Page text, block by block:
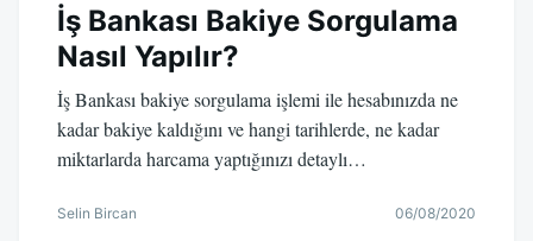
İş Bankası Bakiye Sorgulama
Nasıl Yapılır?
İş Bankası bakiye sorgulama işlemi ile hesabınızda ne
kadar bakiye kaldığını ve hangi tarihlerde, ne kadar
miktarlarda harcama yaptığınızı detaylı…
Selin Bircan 06/08/2020